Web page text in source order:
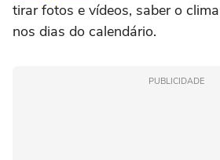
tirar fotos e vídeos, saber o
nos dias do calendário.
PUBLICIDADE